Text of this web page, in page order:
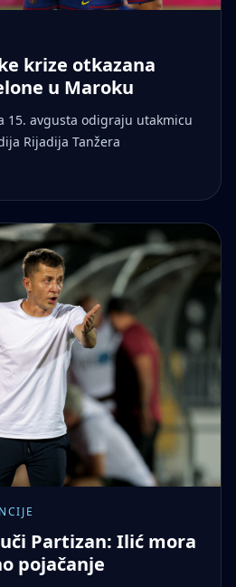
krize otkazana
u Maroku
15. avgusta odigraju utakmicu
Rijadija Tanžera
Partizan: Ilić mora
pojačanje